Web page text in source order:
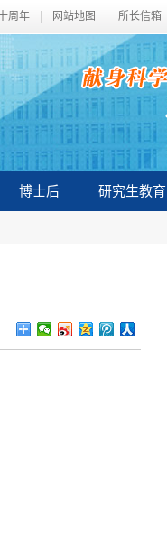
周年 网站地图 所长信箱
博士后 研究生教育